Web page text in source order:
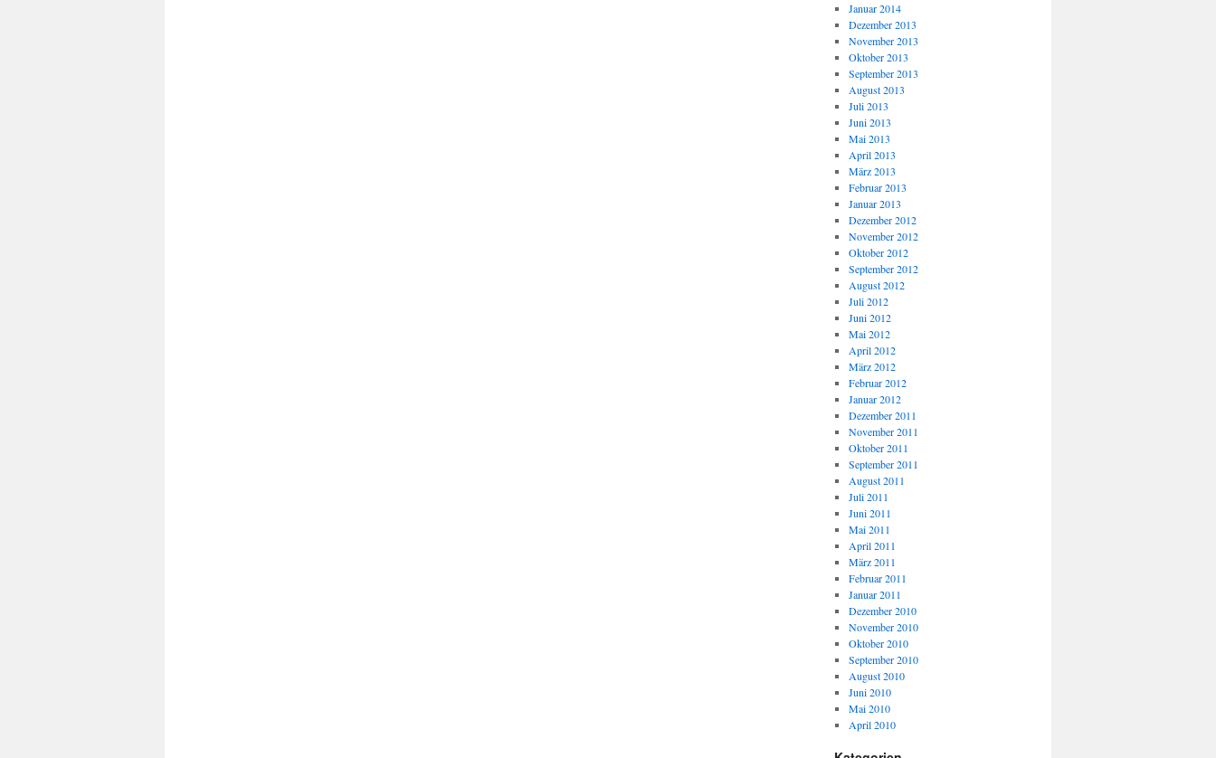
Januar 2014
Dezember 2013
November 2013
Oktober 2013
September 2013
August 2013
Juli 2013
Juni 2013
Mai 2013
April 2013
März 2013
Februar 2013
Januar 2013
Dezember 2012
November 2012
Oktober 2012
September 2012
August 2012
Juli 2012
Juni 2012
Mai 2012
April 2012
März 2012
Februar 2012
Januar 2012
Dezember 2011
November 2011
Oktober 2011
September 2011
August 2011
Juli 2011
Juni 2011
Mai 2011
April 2011
März 2011
Februar 2011
Januar 2011
Dezember 2010
November 2010
Oktober 2010
September 2010
August 2010
Juni 2010
Mai 2010
April 2010